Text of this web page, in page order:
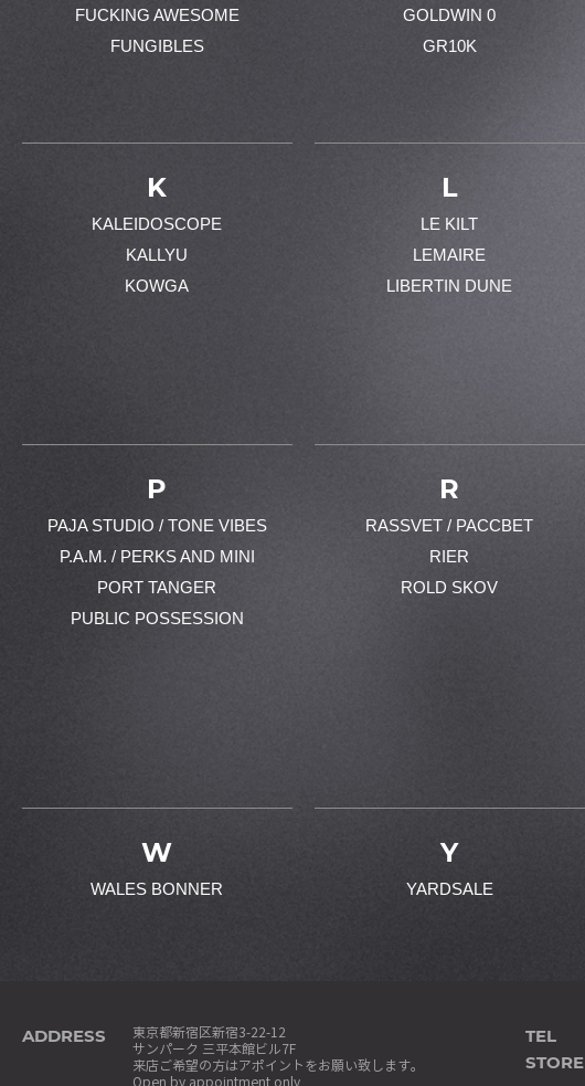
FUCKING AWESOME
FUNGIBLES
GOLDWIN 0
GR10K
K
KALEIDOSCOPE
KALLYU
KOWGA
L
LE KILT
LEMAIRE
LIBERTIN DUNE
P
PAJA STUDIO / TONE VIBES
P.A.M. / PERKS AND MINI
PORT TANGER
PUBLIC POSSESSION
R
RASSVET / PACCBET
RIER
ROLD SKOV
W
WALES BONNER
Y
YARDSALE
ADDRESS
東京都新宿区新宿3-22-12
サンパーク 三平本館ビル7F
来店ご希望の方はアポイントをお願い致します。
Open by appointment only
TEL
STORE